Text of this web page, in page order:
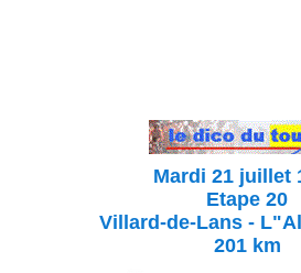
Mardi 21 juillet
Etape 20
Villard-de-Lans -
201 km